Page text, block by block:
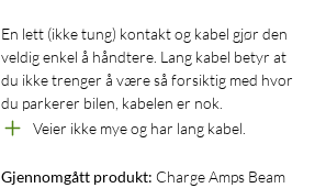
En lett (ikke tung) kontakt og kabel gjør den
veldig enkel å håndtere. Lang kabel betyr at
du ikke trenger å være så forsiktig med hvor
du parkerer bilen, kabelen er nok.
Veier ikke mye og har lang kabel.
Gjennomgått produkt: Charge Amps Beam